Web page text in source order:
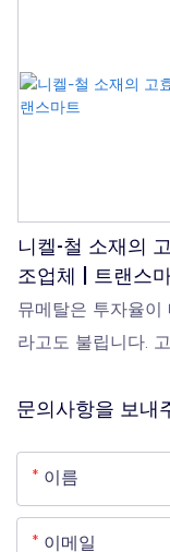
문의사항을 보내
이름
이메일
니켈-철 소재의
조업체 | 트랜스
뮤메탈은 투자율이
라고도 불립니다.
분야로는 전류 변
은 투자율, 높은
화 자속 밀도를 들
속 케이스 마감 등